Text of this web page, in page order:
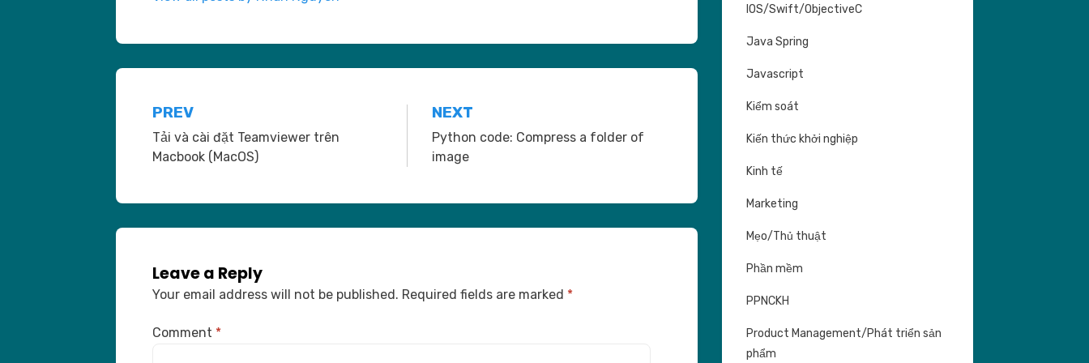
Post
navigation
PREV
Tải và cài đặt Teamviewer trên
Macbook (MacOS)
NEXT
Python code: Compress a folder of
image
Leave a Reply
Your email address will not be published. Required fields are marked *
Comment *
IOS/Swift/ObjectiveC
Java Spring
Javascript
Kiểm soát
Kiến thức khởi nghiệp
Kinh tế
Marketing
Mẹo/Thủ thuật
Phần mềm
PPNCKH
Product Management/Phát triển sản
phẩm